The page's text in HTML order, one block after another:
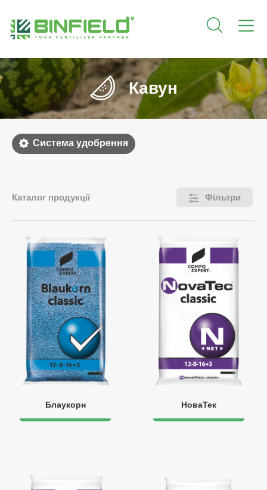
Кавун
Система удобрення
Каталог продукції Фільтри
Блаукорн НоваТек